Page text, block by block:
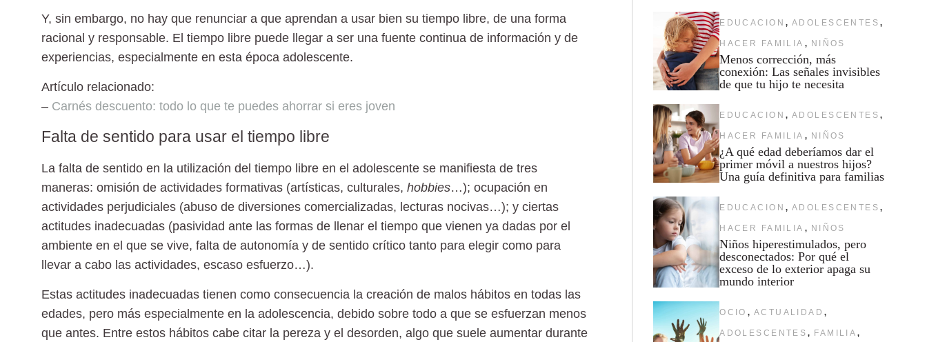
Y, sin embargo, no hay que renunciar a que aprendan a usar bien su tiempo libre, de una forma
racional y responsable. El tiempo libre puede llegar a ser una fuente continua de información y de
experiencias, especialmente en esta época adolescente.
Artículo relacionado:
– Carnés descuento: todo lo que te puedes ahorrar si eres joven
Falta de sentido para usar el tiempo libre
La falta de sentido en la utilización del tiempo libre en el adolescente se manifiesta de tres
maneras: omisión de actividades formativas (artísticas, culturales, hobbies…); ocupación en
actividades perjudiciales (abuso de diversiones comercializadas, lecturas nocivas…); y ciertas
actitudes inadecuadas (pasividad ante las formas de llenar el tiempo que vienen ya dadas por el
ambiente en el que se vive, falta de autonomía y de sentido crítico tanto para elegir como para
llevar a cabo las actividades, escaso esfuerzo…).
Estas actitudes inadecuadas tienen como consecuencia la creación de malos hábitos en todas las
edades, pero más especialmente en la adolescencia, debido sobre todo a que se esfuerzan menos
que antes. Entre estos hábitos cabe citar la pereza y el desorden, algo que suele aumentar durante
EDUCACION , ADOLESCENTES ,
HACER FAMILIA , NIÑOS
Menos corrección, más
conexión: Las señales invisibles
de que tu hijo te necesita
EDUCACION , ADOLESCENTES ,
HACER FAMILIA , NIÑOS
¿A qué edad deberíamos dar el
primer móvil a nuestros hijos?
Una guía definitiva para familias
EDUCACION , ADOLESCENTES ,
HACER FAMILIA , NIÑOS
Niños hiperestimulados, pero
desconectados: Por qué el
exceso de lo exterior apaga su
mundo interior
OCIO , ACTUALIDAD ,
ADOLESCENTES , FAMILIA ,